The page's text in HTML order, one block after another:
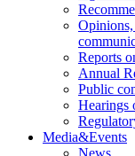
Reports
Annual
Public
Hearings
Media&Events
News